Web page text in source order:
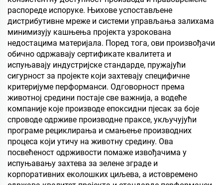
распореде испоруке. Њихове успостављене
дистрибутивне мреже и системи управљања залихама
минимизују кашњења пројекта узрокована
недостацима материјала. Поред тога, ови произвођачи
обично одржавају сертификате квалитета и
испуњавају индустријске стандарде, пружајући
сигурност за пројекте који захтевају специфичне
критеријуме перформанси. Одговорност према
животној средини постаје све важнија, а водеће
компаније које производе епоксидни пјесак за боје
спроводе одрживе производне праксе, укључујући
програме рециклирања и смањење производних
процеса који утичу на животну средину. Ова
посвећеност одрживости помаже извођачима у
испуњавању захтева за зелене зграде и
корпоративних еколошких циљева, а истовремено